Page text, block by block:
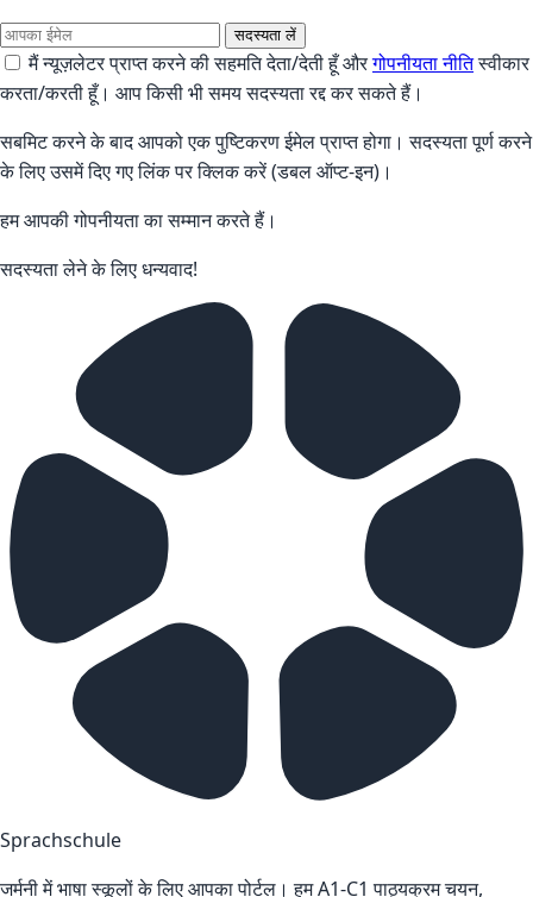
सदस्यता लें
मैं न्यूज़लेटर प्राप्त करने की सहमति देता/देती हूँ औरगोपनीयता नीतिस्वीकार
करता/करती हूँ। आप किसी भी समय सदस्यता रद्द कर सकते हैं।
सबमिट करने के बाद आपको एक पुष्टिकरण ईमेल प्राप्त होगा। सदस्यता पूर्ण करने
के लिए उसमें दिए गए लिंक पर क्लिक करें (डबल ऑप्ट-इन)।
हम आपकी गोपनीयता का सम्मान करते हैं।
सदस्यता लेने के लिए धन्यवाद!
Sprachschule
जर्मनी में भाषा स्कूलों के लिए आपका पोर्टल। हम A1-C1 पाठ्यक्रम चयन,